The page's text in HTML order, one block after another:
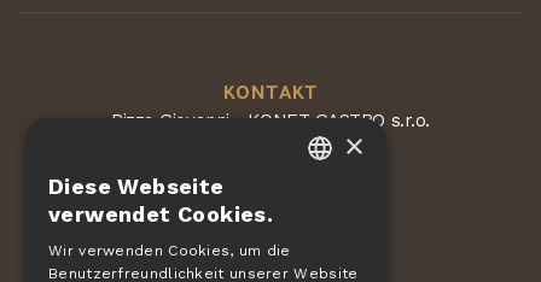
KONTAKT
Pizza Giovanni - KONET GASTRO s.r.o.
Dvorská 168
Tschechische Republik
DE
×
Diese Webseite
verwendet Cookies.
Wir verwenden Cookies, um die
Benutzerfreundlichkeit unserer Website